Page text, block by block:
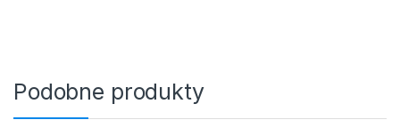
Podobne produkty